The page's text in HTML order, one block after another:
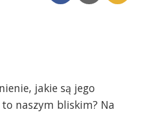
jakie są jego
naszym bliskim? Na